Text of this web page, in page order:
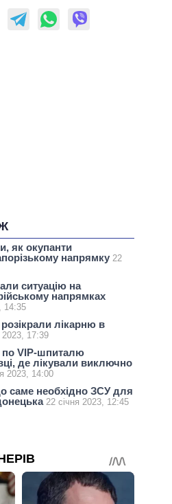
як окупанти
напрямку 22
ситуацію на
напрямках
14:35
лікарню в
2023, 17:39
по VIP-шпиталю
де лікували виключно
2023, 14:00
саме необхідно ЗСУ для
22 січня 2023, 12:45